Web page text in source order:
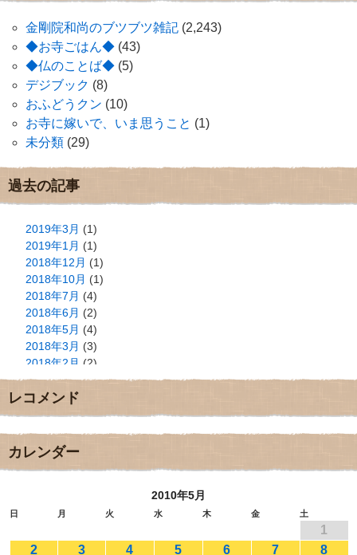
金剛院和尚のブツブツ雑記 (2,243)
◆お寺ごはん◆ (43)
◆仏のことば◆ (5)
デジブック (8)
おふどうクン (10)
お寺に嫁いで、いま思うこと (1)
未分類 (29)
過去の記事
2019年3月 (1)
2019年1月 (1)
2018年12月 (1)
2018年10月 (1)
2018年7月 (4)
2018年6月 (2)
2018年5月 (4)
2018年3月 (3)
2018年2月 (2)
2018年1月(2)
2017年12月
2017年11月(3)
2017年9月
2017年8月
2017年5月
2017年3月(1)
レコメンド
カレンダー
2010年5月
日 月 火 水 木 金 土
1
2
3 4 5 6 7 8